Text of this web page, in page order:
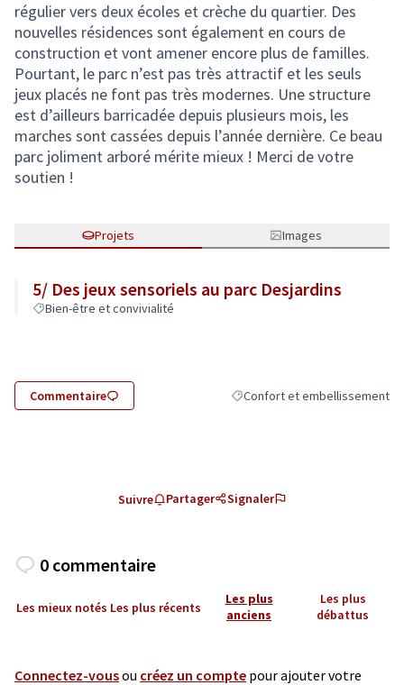
régulier vers deux écoles et crèche du quartier. Des
nouvelles résidences sont également en cours de
construction et vont amener encore plus de familles.
Pourtant, le parc n’est pas très attractif et les seuls
jeux placés ne font pas très modernes. Une structure
est d’ailleurs barricadée depuis plusieurs mois, les
marches sont cassées depuis l’année dernière. Ce beau
parc joliment arboré mérite mieux ! Merci de votre
soutien !
Projets Images
5/ Des jeux sensoriels au parc Desjardins
Bien-être et convivialité
Commentaire Filtrer les résultats de la
Confort et embellissement
Suivre Partager Signaler
0 commentaire
Les mieux notés Les plus récents
Les plus
anciens
Les plus
débattus
Connectez-vousou créez un compte pour ajouter votre